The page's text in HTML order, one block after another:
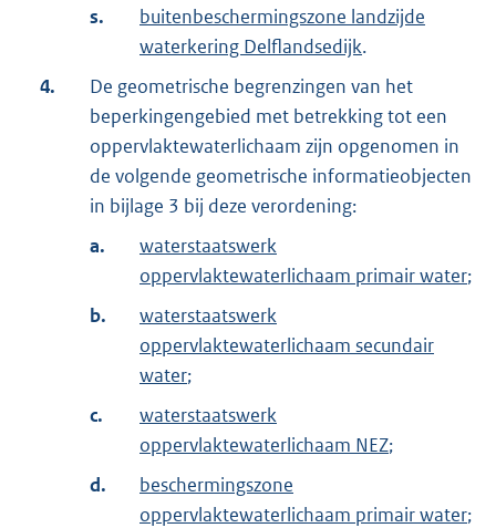
s.
buitenbeschermingszone landzijde
waterkering Delflandsedijk.
4.
De geometrische begrenzingen van het
beperkingengebied met betrekking tot een
oppervlaktewaterlichaam zijn opgenomen in
de volgende geometrische informatieobjecten
in bijlage 3 bij deze verordening:
a.
waterstaatswerk
oppervlaktewaterlichaam primair water;
b.
waterstaatswerk
oppervlaktewaterlichaam secundair
water;
c.
waterstaatswerk
oppervlaktewaterlichaam NEZ;
d.
beschermingszone
oppervlaktewaterlichaam primair water;